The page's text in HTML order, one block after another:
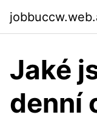
Jaké
denní